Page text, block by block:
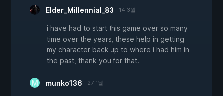
Elder_Millennial_83 14 3월
i have had to start this game over so many
time over the years, these help in getting
my character back up to where i had him in
the past, thank you for that.
munko136 27 1월